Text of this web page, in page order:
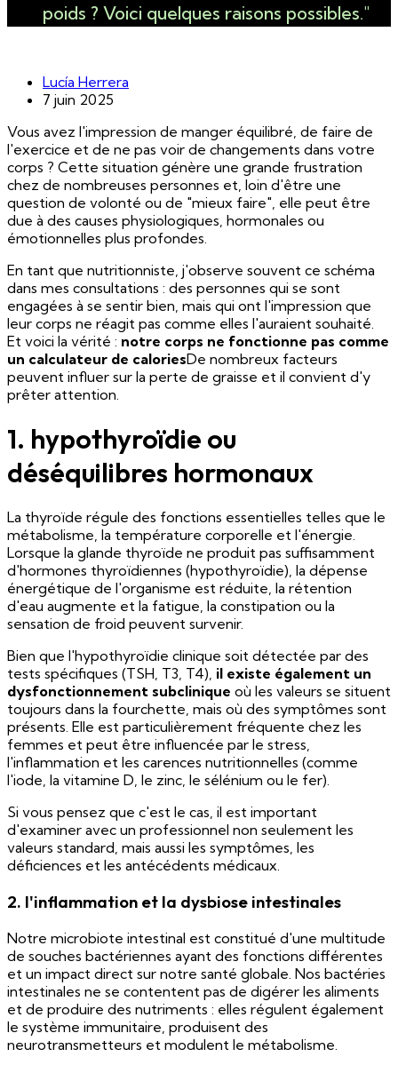
poids ? Voici quelques raisons possibles."
Lucía Herrera
7 juin 2025
Vous avez l'impression de manger équilibré, de faire de
l'exercice et de ne pas voir de changements dans votre
corps ? Cette situation génère une grande frustration
chez de nombreuses personnes et, loin d'être une
question de volonté ou de "mieux faire", elle peut être
due à des causes physiologiques, hormonales ou
émotionnelles plus profondes.
En tant que nutritionniste, j'observe souvent ce schéma
dans mes consultations : des personnes qui se sont
engagées à se sentir bien, mais qui ont l'impression que
leur corps ne réagit pas comme elles l'auraient souhaité.
Et voici la vérité : notre corps ne fonctionne pas comme
un calculateur de caloriesDe nombreux facteurs
peuvent influer sur la perte de graisse et il convient d'y
prêter attention.
1. hypothyroïdie ou
déséquilibres hormonaux
La thyroïde régule des fonctions essentielles telles que le
métabolisme, la température corporelle et l'énergie.
Lorsque la glande thyroïde ne produit pas suffisamment
d'hormones thyroïdiennes (hypothyroïdie), la dépense
énergétique de l'organisme est réduite, la rétention
d'eau augmente et la fatigue, la constipation ou la
sensation de froid peuvent survenir.
Bien que l'hypothyroïdie clinique soit détectée par des
tests spécifiques (TSH, T3, T4), il existe également un
dysfonctionnement subclinique où les valeurs se situent
toujours dans la fourchette, mais où des symptômes sont
présents. Elle est particulièrement fréquente chez les
femmes et peut être influencée par le stress,
l'inflammation et les carences nutritionnelles (comme
l'iode, la vitamine D, le zinc, le sélénium ou le fer).
Si vous pensez que c'est le cas, il est important
d'examiner avec un professionnel non seulement les
valeurs standard, mais aussi les symptômes, les
déficiences et les antécédents médicaux.
2. l'inflammation et la dysbiose intestinales
Notre microbiote intestinal est constitué d'une multitude
de souches bactériennes ayant des fonctions différentes
et un impact direct sur notre santé globale. Nos bactéries
intestinales ne se contentent pas de digérer les aliments
et de produire des nutriments : elles régulent également
le système immunitaire, produisent des
neurotransmetteurs et modulent le métabolisme.